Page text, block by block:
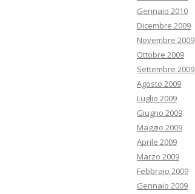
Gennaio 2010
Dicembre 2009
Novembre 2009
Ottobre 2009
Settembre 2009
Agosto 2009
Luglio 2009
Giugno 2009
Maggio 2009
Aprile 2009
Marzo 2009
Febbraio 2009
Gennaio 2009